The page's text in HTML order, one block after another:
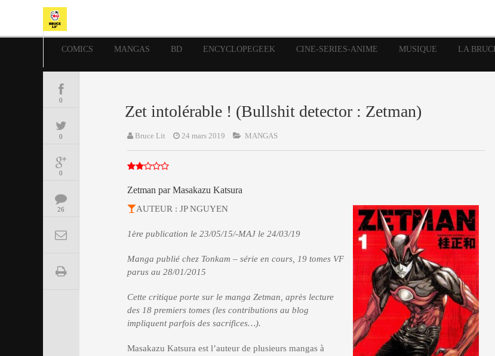
COMICS MANGAS BD ENCYCLOPEGEEK CINE-SERIES-ANIME MUSIQUE LA
0
0
0
26
Zet intolérable ! (Bullshit detector : Zetman)
Bruce Lit 24 mars 2019 MANGAS
Zetman par Masakazu Katsura
AUTEUR : JP NGUYEN
1ère publication le 23/05/15/-MAJ le 24/03/19
Manga publié chez Tonkam – série en cours, 19 tomes VF
parus au 28/01/2015
Cette critique porte sur le manga Zetman, après lecture
des 18 premiers tomes (les contributions au blog
impliquent parfois des sacrifices…).
Masakazu Katsura est l’auteur de plusieurs mangas à
Mangas Marvel
Panini
Punisher Rock Semic Special